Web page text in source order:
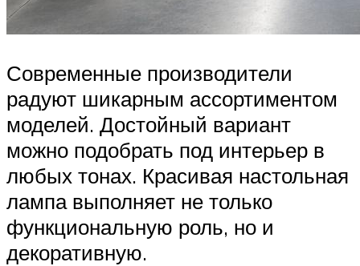
Современные производители
радуют шикарным ассортиментом
моделей. Достойный вариант
можно подобрать под интерьер в
любых тонах. Красивая настольная
лампа выполняет не только
функциональную роль, но и
декоративную.